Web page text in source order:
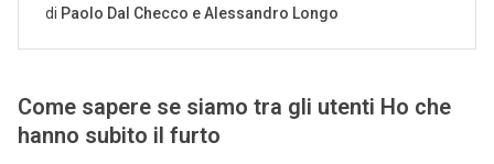
Come sapere se siamo tra gli utenti Ho che
hanno subito il furto